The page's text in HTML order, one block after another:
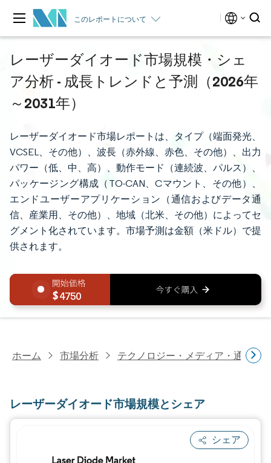
このレポートについて
レーザーダイオード市場規模・シェ
ア分析 - 成長トレンドと予測（2026年
～2031年）
レーザーダイオード市場レポートは、タイプ（端面発光、
VCSEL、その他）、波長（赤外線、赤色、その他）、出力
パワー（低、中、高）、動作モード（連続波、パルス）、
パッケージング構成（TO-CAN、Cマウント、その他）、
エンドユーザーアプリケーション（通信およびデータ通
信、産業用、その他）、地域（北米、その他）によってセ
グメント化されています。市場予測は金額（米ドル）で提
供されます。
4750
ホーム 市場分析 テクノロジー・メディア・通信研
レーザーダイオード市場規模とシェア
シェア